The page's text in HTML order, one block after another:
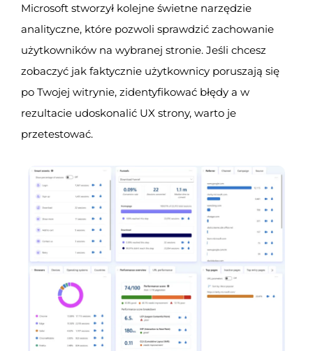
Microsoft stworzył kolejne świetne narzędzie
analityczne, które pozwoli sprawdzić zachowanie
użytkowników na wybranej stronie. Jeśli chcesz
zobaczyć jak faktycznie użytkownicy poruszają się
po Twojej witrynie, zidentyfikować błędy a w
rezultacie udoskonalić UX strony, warto je
przetestować.